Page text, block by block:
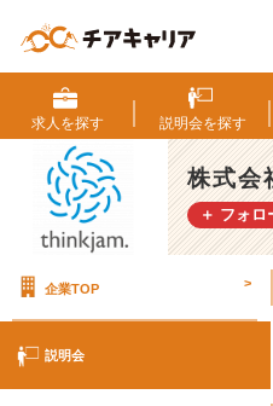
式
会
社
シ
ン
ク
の
会
求人を探す 説明会を探す
株式会
＋ フォロ
企業TOP >
説明会